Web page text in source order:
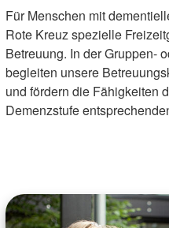
Für Menschen mit
Rote Kreuz spezielle
Betreuung. In der Gruppen-
begleiten unsere
und fördern die Fähigkeiten
Demenzstufe